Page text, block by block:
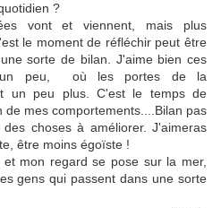
?
vont et viennent, mais plus
le moment de réfléchir peut être
sorte de bilan. J'aime bien ces
un peu, où les portes de la
un peu plus. C'est le temps de
de mes comportements....Bilan pas
choses à améliorer. J'aimeras
être moins égoïste !
mon regard se pose sur la mer,
gens qui passent dans une sorte